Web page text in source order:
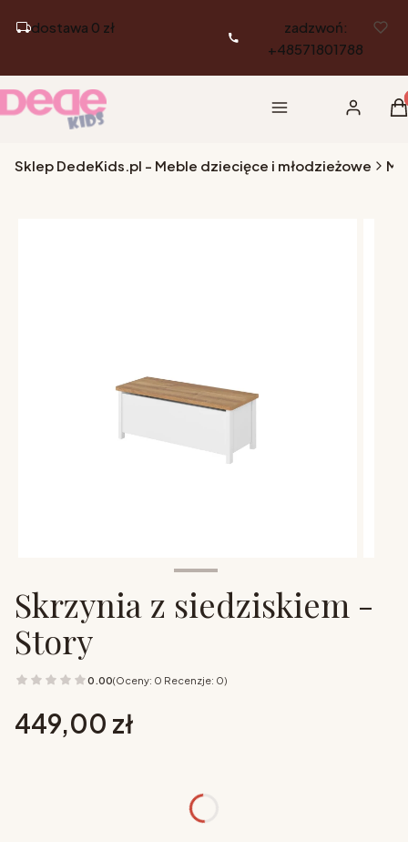
dostawa 0 zł
zadzwoń:
+48571801788
Menu Zaloguj się
Sklep DedeKids.pl - Meble dziecięce i młodzieżowe
Skrzynia z siedziskiem -
Story
0.00(Oceny: 0 Recenzje: 0)
Cena
449,00 zł
Poszczególne warianty mogą różnić się ceną